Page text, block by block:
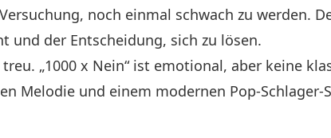
noch einmal schwach zu werden.
und der Entscheidung, sich zu lösen.
„1000 x Nein“ ist emotional, aber keine
Melodie und einem modernen Pop-Schlager-